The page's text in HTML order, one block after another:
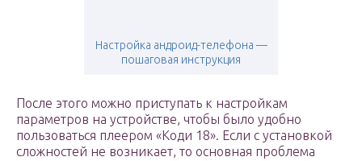
Настройка андроид-телефона —
пошаговая инструкция
После этого можно приступать к настройкам
параметров на устройстве, чтобы было удобно
пользоваться плеером «Коди 18». Если с установкой
сложностей не возникает, то основная проблема